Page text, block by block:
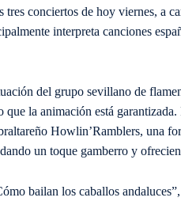
conciertos de hoy viernes, a
interpreta canciones
del grupo sevillano de
la animación está garantizada.
Howlin’Ramblers, una
un toque gamberro y
bailan los caballos